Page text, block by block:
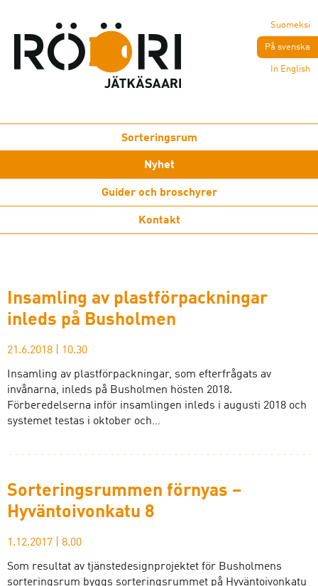
Suomeksi
På svenska
In English
Sorteringsrum
Nyhet
Guider och broschyrer
Kontakt
Insamling av plastförpackningar
inleds på Busholmen
21.6.2018 10.30
Insamling av plastförpackningar, som efterfrågats av
invånarna, inleds på Busholmen hösten 2018.
Förberedelserna inför insamlingen inleds i augusti 2018 och
systemet testas i oktober och…
Sorteringsrummen förnyas –
Hyväntoivonkatu 8
1.12.2017 8.00
Som resultat av tjänstedesignprojektet för Busholmens
sorteringsrum byggs sorteringsrummet på Hyväntoivonkatu